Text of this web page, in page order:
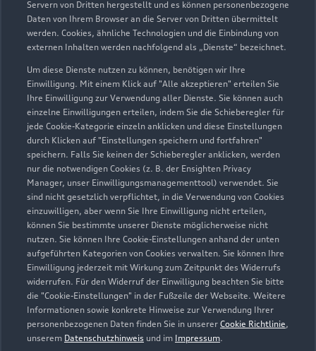
Servern von Dritten hergestellt und es können personenbezogene
Daten von Ihrem Browser an die Server von Dritten übermittelt
werden. Cookies, ähnliche Technologien und die Einbindung von
externen Inhalten werden nachfolgend als „Dienste“ bezeichnet.
Um diese Dienste nutzen zu können, benötigen wir Ihre
Einwilligung. Mit einem Klick auf "Alle akzeptieren" erteilen Sie
Ihre Einwilligung zur Verwendung aller Dienste. Sie können auch
einzelne Einwilligungen erteilen, indem Sie die Schieberegler für
jede Cookie-Kategorie einzeln anklicken und diese Einstellungen
durch Klicken auf "Einstellungen speichern und fortfahren"
speichern. Falls Sie keinen der Schieberegler anklicken, werden
nur die notwendigen Cookies (z. B. der Ensighten Privacy
Manager, unser Einwilligungsmanagementtool) verwendet. Sie
sind nicht gesetzlich verpflichtet, in die Verwendung von Cookies
einzuwilligen, aber wenn Sie Ihre Einwilligung nicht erteilen,
können Sie bestimmte unserer Dienste möglicherweise nicht
nutzen. Sie können Ihre Cookie-Einstellungen anhand der unten
aufgeführten Kategorien von Cookies verwalten. Sie können Ihre
Einwilligung jederzeit mit Wirkung zum Zeitpunkt des Widerrufs
widerrufen. Für den Widerruf der Einwilligung beachten Sie bitte
die "Cookie-Einstellungen" in der Fußzeile der Webseite. Weitere
Informationen sowie konkrete Hinweise zur Verwendung Ihrer
personenbezogenen Daten finden Sie in unserer Cookie Richtlinie,
unserem Datenschutzhinweis und im Impressum.
Zur Inspektion